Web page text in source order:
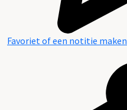
Favoriet of een notitie maken